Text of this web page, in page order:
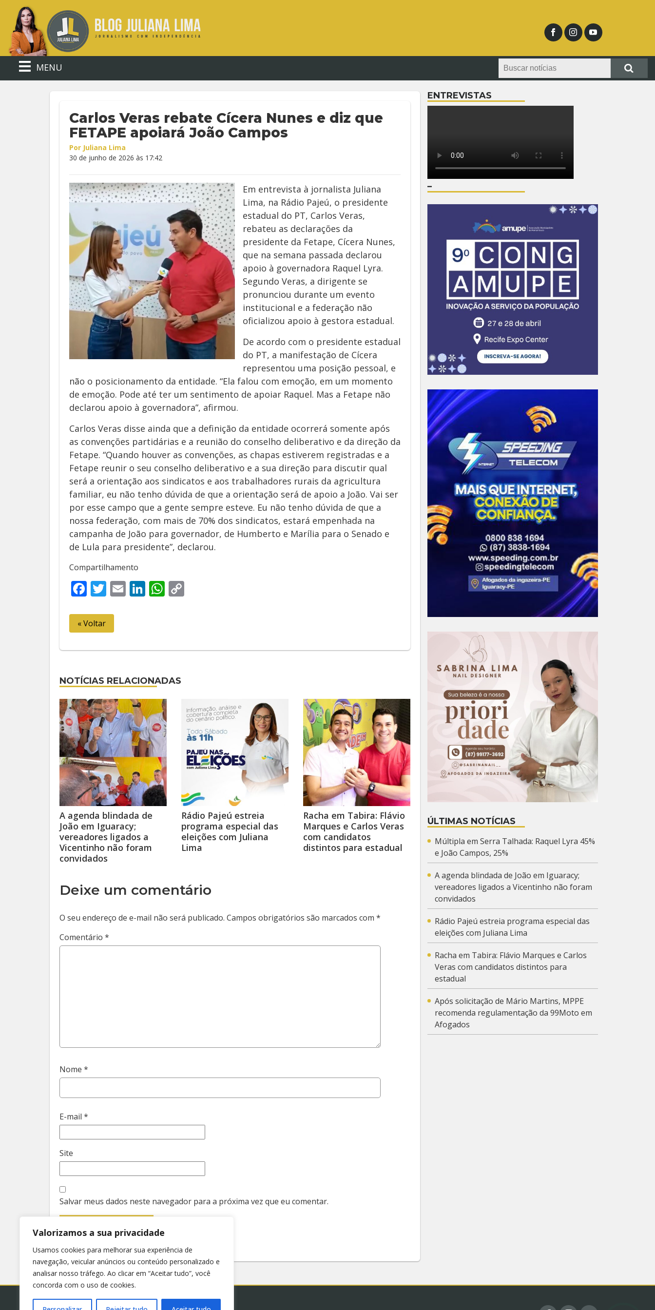
Valorizamos a sua privacidade
Usamos cookies para melhorar sua experiência de
navegação, veicular anúncios ou conteúdo personalizado e
analisar nosso tráfego. Ao clicar em “Aceitar tudo”, você
concorda com o uso de cookies.
MENU
Carlos Veras rebate Cícera Nunes e diz que
FETAPE apoiará João Campos
Por Juliana Lima
30 de junho de 2026 às 17:42
Em entrevista à jornalista Juliana
Lima, na Rádio Pajeú, o presidente
estadual do PT, Carlos Veras,
rebateu as declarações da
presidente da Fetape, Cícera Nunes,
que na semana passada declarou
apoio à governadora Raquel Lyra.
Segundo Veras, a dirigente se
pronunciou durante um evento
institucional e a federação não
oficializou apoio à gestora estadual.
De acordo com o presidente estadual
do PT, a manifestação de Cícera
representou uma posição pessoal, e
não o posicionamento da entidade. “Ela falou com emoção, em um momento
de emoção. Pode até ter um sentimento de apoiar Raquel. Mas a Fetape não
declarou apoio à governadora”, afirmou.
Carlos Veras disse ainda que a definição da entidade ocorrerá somente após
as convenções partidárias e a reunião do conselho deliberativo e da direção da
Fetape. “Quando houver as convenções, as chapas estiverem registradas e a
Fetape reunir o seu conselho deliberativo e a sua direção para discutir qual
será a orientação aos sindicatos e aos trabalhadores rurais da agricultura
familiar, eu não tenho dúvida de que a orientação será de apoio a João. Vai ser
por esse campo que a gente sempre esteve. Eu não tenho dúvida de que a
nossa federação, com mais de 70% dos sindicatos, estará empenhada na
campanha de João para governador, de Humberto e Marília para o Senado e
de Lula para presidente”, declarou.
Compartilhamento
Facebook
Twitter
EmailLinkedIn
WhatsApp
« Voltar
NOTÍCIAS RELACIONADAS
A agenda blindada de
João em Iguaracy;
vereadores ligados a
Vicentinho não foram
convidados
Rádio Pajeú estreia
programa especial das
eleições com Juliana
Lima
Racha em Tabira: Flávio
Marques e Carlos Veras
com candidatos
distintos para estadual
Deixe um comentário
O seu endereço de e-mail não será publicado. Campos obrigatórios são marcados com *
Comentário *
Nome *
E-mail *
Site
Salvar meus dados neste navegador para a próxima vez que eu comentar.
ENTREVISTAS
–
ÚLTIMAS NOTÍCIAS
Múltipla em Serra Talhada: Raquel Lyra 45%
e João Campos, 25%
A agenda blindada de João em Iguaracy;
vereadores ligados a Vicentinho não foram
convidados
Rádio Pajeú estreia programa especial das
eleições com Juliana Lima
Racha em Tabira: Flávio Marques e Carlos
Veras com candidatos distintos para
estadual
Após solicitação de Mário Martins, MPPE
recomenda regulamentação da 99Moto em
Afogados